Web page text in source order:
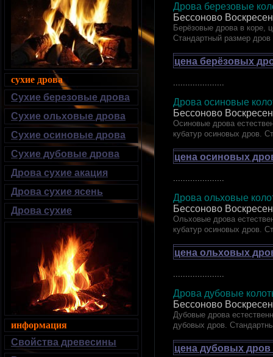
Дрова березовые
Бессоново
Берёзовые дрова в коре,
Стандартный размер дров
цена берёзовых
Дрова осиновые
Бессоново
Осиновые дрова
кубатур осиновых дров.
цена осиновых
Дрова ольховые
Бессоново
Ольховые дрова
кубатур осиновых дров.
цена ольховых
Дрова дубовые
Бессоново
Дубовые дрова
дубовых дров.
цена дубовых дров
сухие дрова
Сухие березовые дрова
Сухие ольховые дрова
Сухие осиновые дрова
Сухие дубовые дрова
Дрова сухие акация
Дрова сухие ясень
Дрова сухие
информация
Свойства древесины